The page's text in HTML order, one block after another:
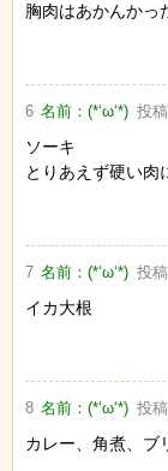
胸肉はあかんかっ
6 名前：(*‘ω‘*) 投稿
ソーキ
とりあえず硬い肉
7 名前：(*‘ω‘*) 投稿
イカ大根
8 名前：(*‘ω‘*) 投稿
カレー、角煮、ブ